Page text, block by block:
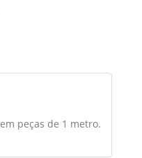
peças de 1 metro.